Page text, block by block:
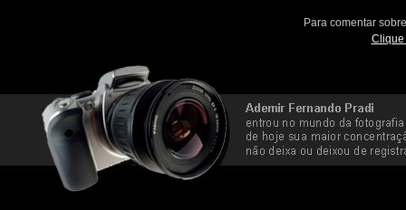
Para comentar
Clique